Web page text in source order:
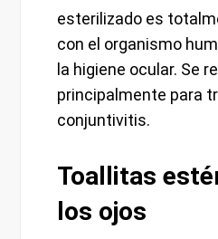
esterilizado es
con el organismo
la higiene ocular. Se
principalmente para
conjuntivitis.
Toallitas
los ojos